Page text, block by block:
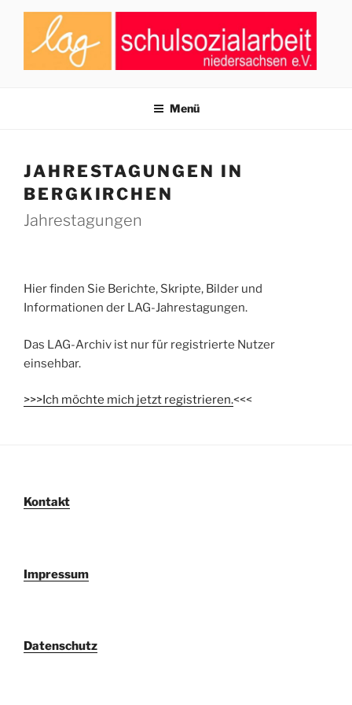
Zum
springen
NIEDERSACHSEN E.V.
Menü
JAHRESTAGUNGEN IN
BERGKIRCHEN
Jahrestagungen
Hier finden Sie Berichte, Skripte, Bilder und
Informationen der LAG-Jahrestagungen.
Das LAG-Archiv ist nur für registrierte Nutzer
einsehbar.
>>>Ich möchte mich jetzt registrieren.<<<
Kontakt
Impressum
Datenschutz